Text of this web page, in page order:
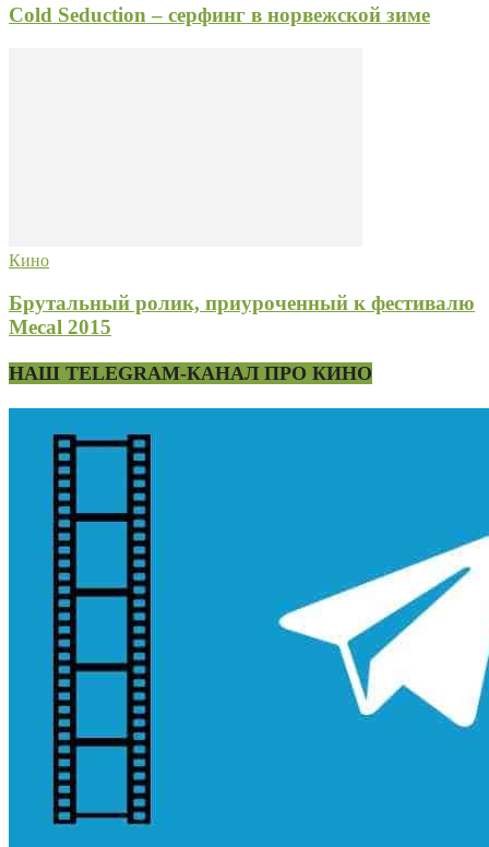
Сold Seduction – серфинг в норвежской зиме
Кино
Брутальный ролик, приуроченный к фестивалю
Mecal 2015
НАШ TELEGRAM-КАНАЛ ПРО КИНО